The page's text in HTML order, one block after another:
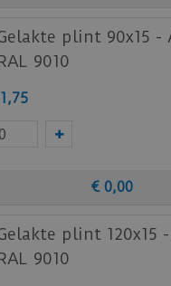
plint 90x15 -
9010
,75
€ 0,00
plint 120x15
9010